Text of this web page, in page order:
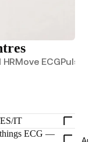
Move ECGPulse
IT
ECG —